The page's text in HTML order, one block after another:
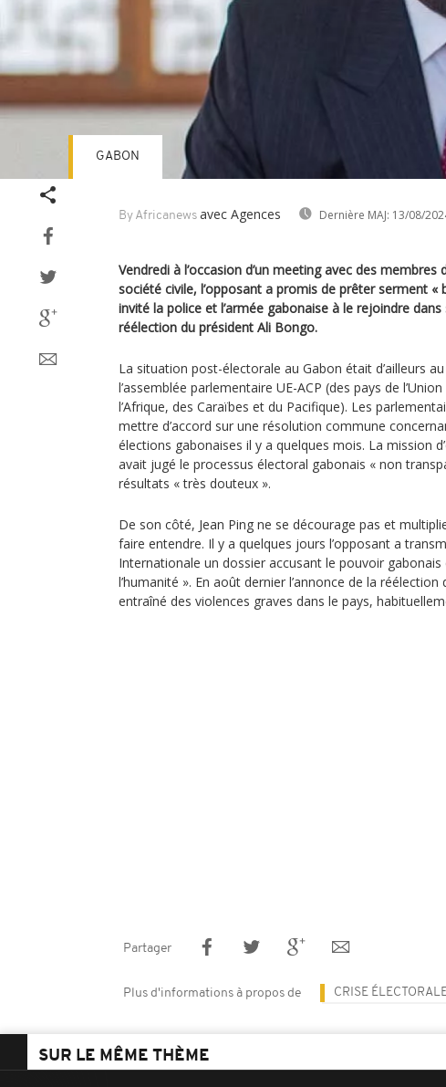
By Africanews avec Agences Dernière MAJ: 13/08/
GABON
Vendredi à l’occasion d’un meeting avec des membres
société civile, l’opposant a promis de prêter serment «
invité la police et l’armée gabonaise à le rejoindre
réélection du président Ali Bongo.
La situation post-électorale au Gabon était d’ailleurs
l’assemblée parlementaire UE-ACP (des pays de
l’Afrique, des Caraïbes et du Pacifique). Les
mettre d’accord sur une résolution commune
élections gabonaises il y a quelques mois. La mission
avait jugé le processus électoral gabonais « non
résultats « très douteux ».
De son côté, Jean Ping ne se décourage pas et
faire entendre. Il y a quelques jours l’opposant a
Internationale un dossier accusant le pouvoir
l’humanité ». En août dernier l’annonce de la réélection
entraîné des violences graves dans le pays,
Partager
Plus d'informations à propos de CRISE
SUR LE MÊME THÈME